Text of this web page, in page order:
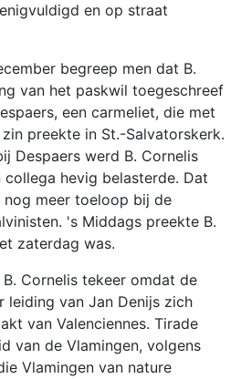
en op straat
begreep men dat B.
van het paskwil toegeschreef
een carmeliet, die met
preekte in St.-Salvatorskerk.
Despaers werd B. Cornelis
hevig belasterde. Dat
meer toeloop bij de
's Middags preekte B.
zaterdag was.
Cornelis tekeer omdat de
leiding van Jan Denijs zich
van Valenciennes. Tirade
van de Vlamingen, volgens
Vlamingen van nature